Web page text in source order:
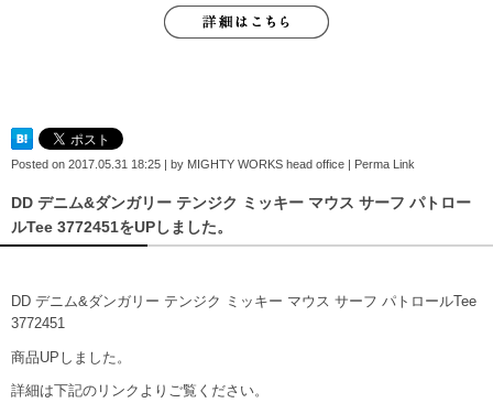
Posted on 2017.05.31 18:25 | by MIGHTY WORKS head office | Perma Link
DD デニム&ダンガリー テンジク ミッキー マウス サーフ パトロー
ルTee 3772451をUPしました。
DD デニム&ダンガリー テンジク ミッキー マウス サーフ パトロールTee
3772451
商品UPしました。
詳細は下記のリンクよりご覧ください。